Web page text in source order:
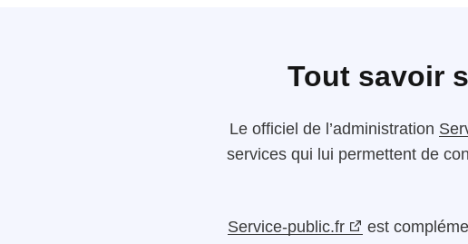
Tout savoir
Le officiel de l’administration
services qui lui permettent de
Service-public.fr est